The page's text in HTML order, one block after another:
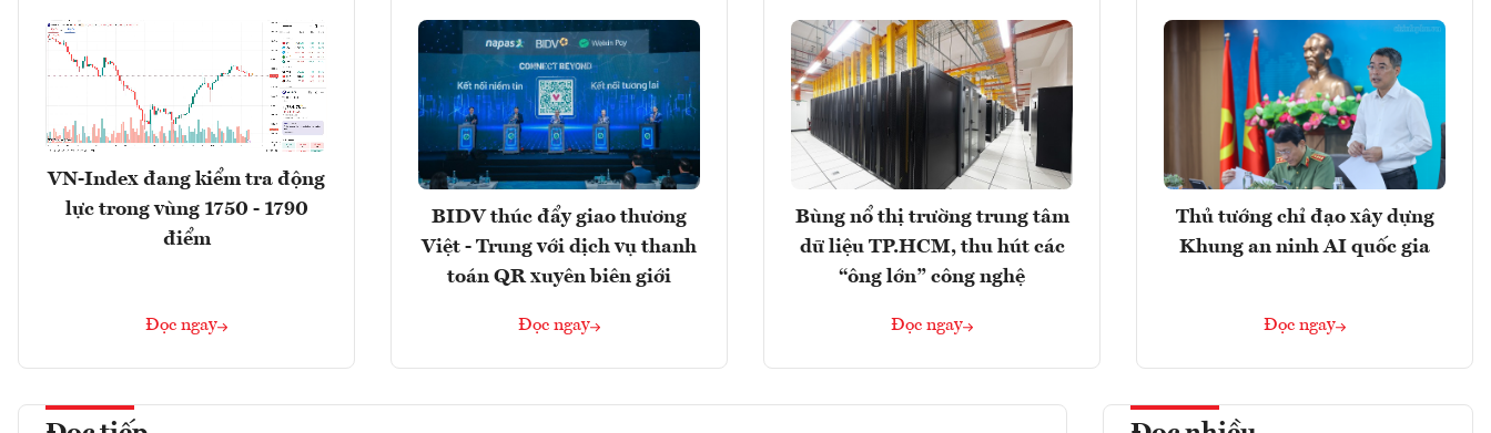
VN-Index đang kiểm tra động
lực trong vùng 1750 - 1790
điểm
Đọc ngay
BIDV thúc đẩy giao thương
Việt - Trung với dịch vụ thanh
toán QR xuyên biên giới
Đọc ngay
Bùng nổ thị trường trung tâm
dữ liệu TP.HCM, thu hút các
“ông lớn” công nghệ
Đọc ngay
Thủ tướng chỉ đạo xây dựng
Khung an ninh AI quốc gia
Đọc ngay